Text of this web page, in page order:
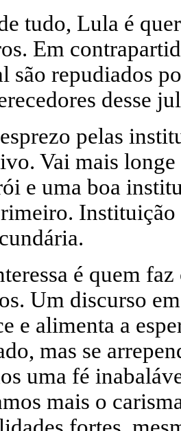
tudo, Lula é
Em
são repudiados
desse
pelas
Vai mais
e uma boa
Instituição
é quem
Um discurso
e alimenta a
mas se
uma fé
mais o